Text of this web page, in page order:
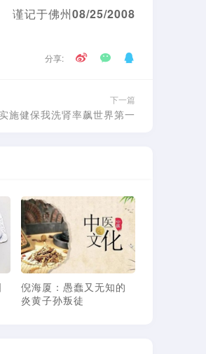
谨记于佛州08/25/2008
分享:
下一篇
实施健保我洗肾率飙世界第一
跟诊倪师心得：倪师眼
中的明日之星，收获倪